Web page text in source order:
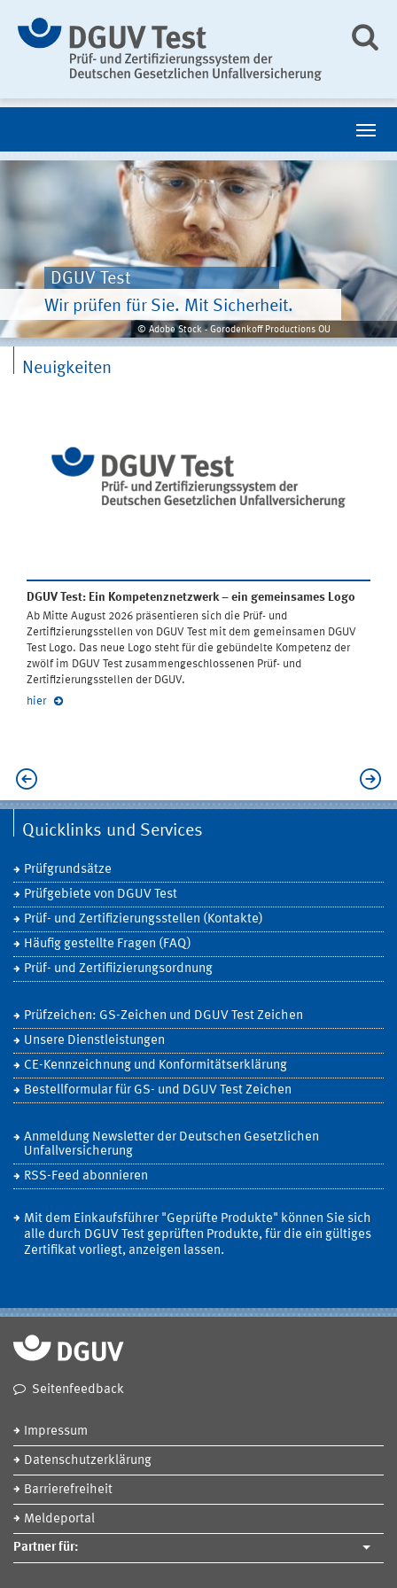
DGUV Test
Wir prüfen für Sie. Mit Sicherheit.
© Adobe Stock - Gorodenkoff Productions OU
Neuigkeiten
DGUV Test: Ein Kompetenznetzwerk – ein gemeinsames Logo
Ab Mitte August 2026 präsentieren sich die Prüf- und
Zertifizierungsstellen von DGUV Test mit dem gemeinsamen DGUV
Test Logo. Das neue Logo steht für die gebündelte Kompetenz der
zwölf im DGUV Test zusammengeschlossenen Prüf- und
Zertifizierungsstellen der DGUV.
hier
Quicklinks und Services
Prüfgrundsätze
Prüfgebiete von DGUV Test
Prüf- und Zertifizierungsstellen (Kontakte)
Häufig gestellte Fragen (FAQ)
Prüf- und Zertifiizierungsordnung
Prüfzeichen: GS-Zeichen und DGUV Test Zeichen
Unsere Dienstleistungen
CE-Kennzeichnung und Konformitätserklärung
Bestellformular für GS- und DGUV Test Zeichen
Anmeldung Newsletter der Deutschen Gesetzlichen
Unfallversicherung
RSS-Feed abonnieren
Mit dem Einkaufsführer "Geprüfte Produkte" können Sie sich
alle durch DGUV Test geprüften Produkte, für die ein gültiges
Zertifikat vorliegt, anzeigen lassen.
Seitenfeedback
Impressum
Datenschutzerklärung
Barrierefreiheit
Meldeportal
Partner für: